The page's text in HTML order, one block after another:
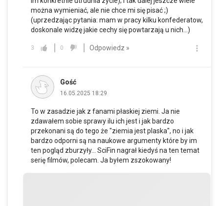
można wymieniać, ale nie chce mi się pisać ;)
(uprzedzając pytania: mam w pracy kilku konfederatow,
doskonale widzę jakie cechy się powtarzają u nich...)
3 0 Odpowiedz »
Gość
16.05.2025 18:29
To w zasadzie jak z fanami płaskiej ziemi. Ja nie
zdawałem sobie sprawy ilu ich jest i jak bardzo
przekonani są do tego że "ziemia jest plaska", no i jak
bardzo odporni są na naukowe argumenty które by im
ten pogląd zburzyły... SciFin nagrał kiedyś na ten temat
serię filmów, polecam. Ja byłem zszokowany!